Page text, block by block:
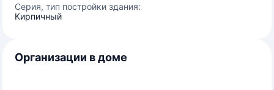
Серия, тип постройки здания:
Кирпичный
Организации в доме